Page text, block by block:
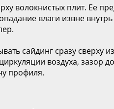
волокнистых плит. Ее
влаги извне
сайдинг сразу
воздуха, зазор
профиля.